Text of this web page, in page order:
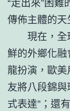
傳佈主體的天
現在，
鮮的外鄉化
龍扮演，歐
友將八段錦
式表達”；還